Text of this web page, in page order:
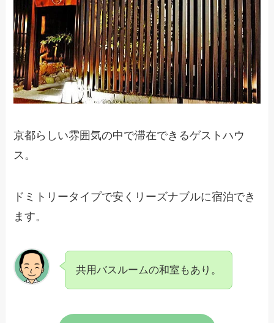
京都らしい雰囲気の中で滞在できるゲストハウ
ス。
ドミトリータイプで安くリーズナブルに宿泊でき
ます。
共用バスルームの和室もあり。